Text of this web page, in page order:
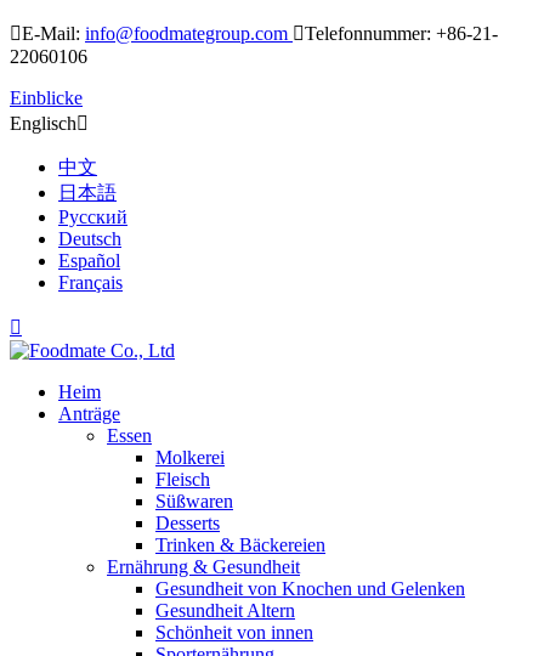
E-Mail: info@foodmategroup.com Telefonnummer: +86-21-
22060106
Einblicke
Englisch
中文
日本語
Русский
Deutsch
Español
Français

Heim
Anträge
Essen
Molkerei
Fleisch
Süßwaren
Desserts
Trinken & Bäckereien
Ernährung & Gesundheit
Gesundheit von Knochen und Gelenken
Gesundheit Altern
Schönheit von innen